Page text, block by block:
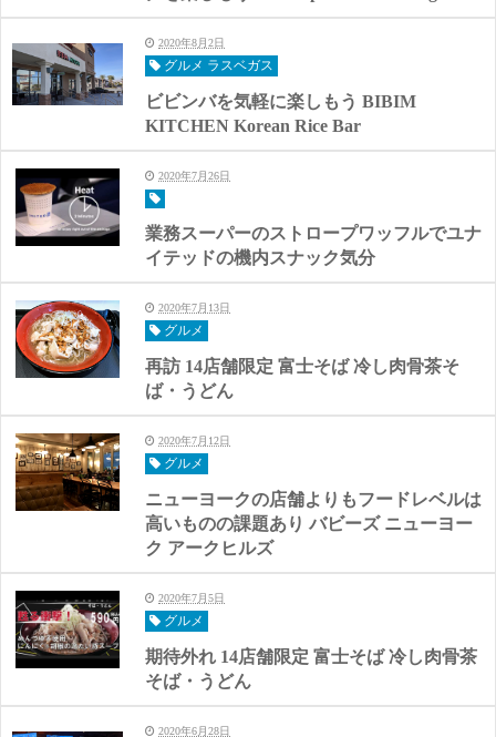
2020年8月2日
グルメ ラスベガス
ビビンバを気軽に楽しもう BIBIM
KITCHEN Korean Rice Bar
2020年7月26日
業務スーパーのストロープワッフルでユナ
イテッドの機内スナック気分
2020年7月13日
グルメ
再訪 14店舗限定 富士そば 冷し肉骨茶そ
ば・うどん
2020年7月12日
グルメ
ニューヨークの店舗よりもフードレベルは
高いものの課題あり バビーズ ニューヨー
ク アークヒルズ
2020年7月5日
グルメ
期待外れ 14店舗限定 富士そば 冷し肉骨茶
そば・うどん
2020年6月28日